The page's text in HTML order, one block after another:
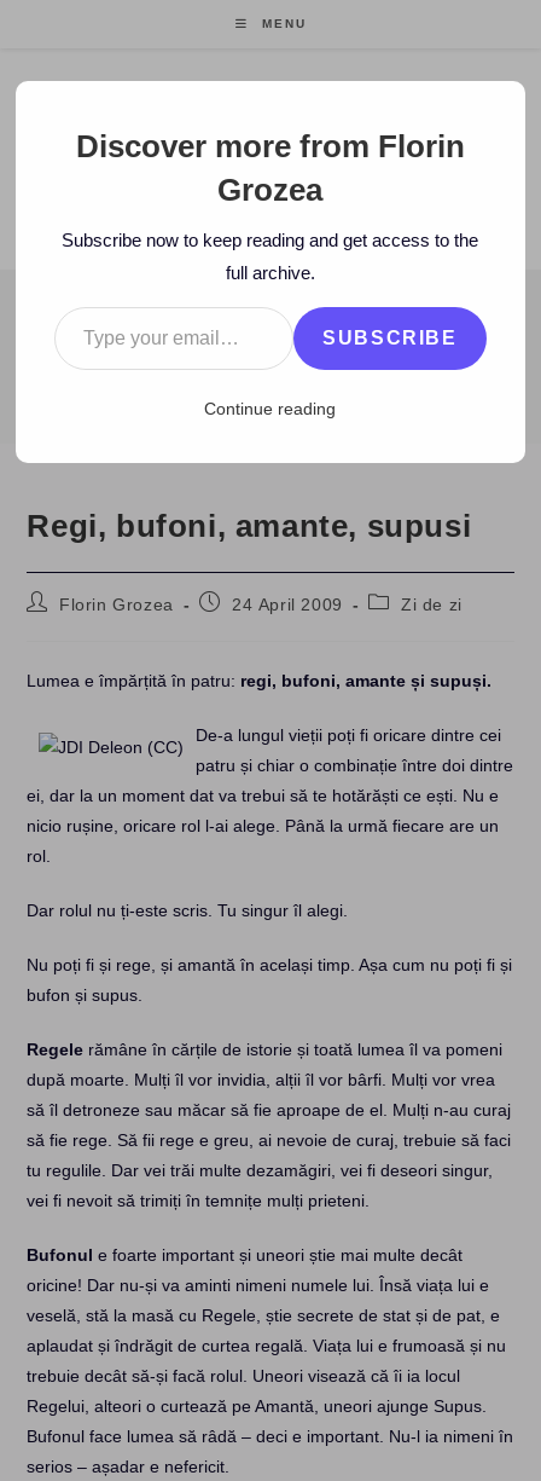
MENU
Florin Grozea
ENTREPRENEUR. FOUNDER/CEO MOCAPP.
BLOG
2009 > April > 24 > Zi de zi Regi, bufoni, amante, supusi
Regi, bufoni, amante, supusi
PostFlorin Grozea
Post24 April 2009
PostZi de zi
Lumea e împărțită în patru: regi, bufoni, amante și supuși.
De-a lungul vieții poți fi oricare dintre cei
patru și chiar o combinație între doi dintre
ei, dar la un moment dat va trebui să te hotărăști ce ești. Nu e
nicio rușine, oricare rol l-ai alege. Până la urmă fiecare are un
rol.
Dar rolul nu ți-este scris. Tu singur îl alegi.
Nu poți fi și rege, și amantă în același timp. Așa cum nu poți fi și
bufon și supus.
Regele rămâne în cărțile de istorie și toată lumea îl va pomeni
după moarte. Mulți îl vor invidia, alții îl vor bârfi. Mulți vor vrea
să îl detroneze sau măcar să fie aproape de el. Mulți n-au curaj
să fie rege. Să fii rege e greu, ai nevoie de curaj, trebuie să faci
tu regulile. Dar vei trăi multe dezamăgiri, vei fi deseori singur,
vei fi nevoit să trimiți în temnițe mulți prieteni.
Bufonul e foarte important și uneori știe mai multe decât
oricine! Dar nu-și va aminti nimeni numele lui. Însă viața lui e
veselă, stă la masă cu Regele, știe secrete de stat și de pat, e
aplaudat și îndrăgit de curtea regală. Viața lui e frumoasă și nu
trebuie decât să-și facă rolul. Uneori visează că îi ia locul
Regelui, alteori o curtează pe Amantă, uneori ajunge Supus.
Bufonul face lumea să râdă – deci e important. Nu-l ia nimeni în
serios – așadar e nefericit.
Discover more from Florin
Grozea
Subscribe now to keep reading and get access to the
full archive.
Type your email…
SUBSCRIBE
Continue reading